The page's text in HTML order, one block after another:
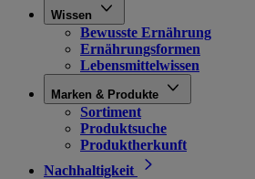
Wissen
Bewusste Ernährung
Ernährungsformen
Lebensmittelwissen
Marken & Produkte
Sortiment
Produktsuche
Produktherkunft
Nachhaltigkeit